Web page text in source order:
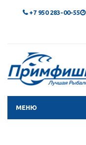
+7 950 283-00-55
МЕНЮ